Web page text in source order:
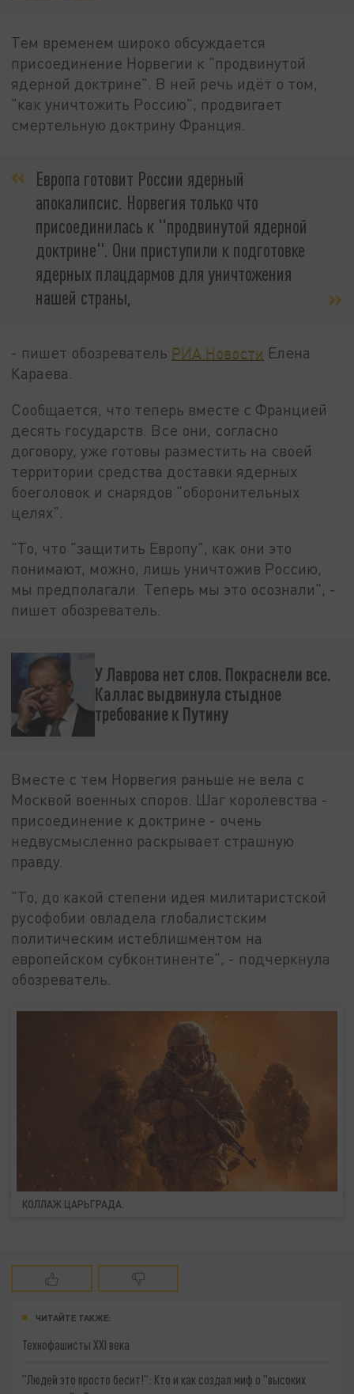
Тем временем широко обсуждается
присоединение Норвегии к "продвинутой
ядерной доктрине". В ней речь идёт о том,
"как уничтожить Россию", продвигает
смертельную доктрину Франция.
Европа готовит России ядерный
апокалипсис. Норвегия только что
присоединилась к "продвинутой ядерной
доктрине". Они приступили к подготовке
ядерных плацдармов для уничтожения
нашей страны,
- пишет обозреватель РИА Новости Елена
Караева.
Сообщается, что теперь вместе с Францией
десять государств. Все они, согласно
договору, уже готовы разместить на своей
территории средства доставки ядерных
боеголовок и снарядов "оборонительных
целях".
"То, что "защитить Европу", как они это
понимают, можно, лишь уничтожив Россию,
мы предполагали. Теперь мы это осознали", -
пишет обозреватель.
У Лаврова нет слов. Покраснели все.
Каллас выдвинула стыдное
требование к Путину
Вместе с тем Норвегия раньше не вела с
Москвой военных споров. Шаг королевства -
присоединение к доктрине - очень
недвусмысленно раскрывает страшную
правду.
"То, до какой степени идея милитаристской
русофобии овладела глобалистским
политическим истеблишментом на
европейском субконтиненте", - подчеркнула
обозреватель.
КОЛЛАЖ ЦАРЬГРАДА.
ЧИТАЙТЕ ТАКЖЕ:
Технофашисты XXI века
"Людей это просто бесит!": Кто и как создал миф о "высоких